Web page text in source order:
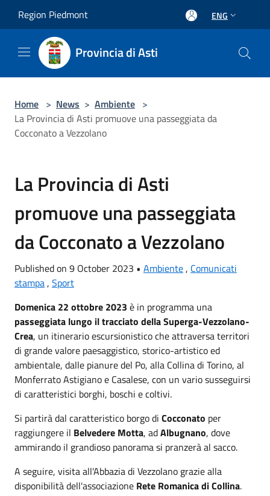
Region Piedmont ENG
Provincia di Asti
Home > News > Ambiente >
La Provincia di Asti promuove una passeggiata da
Cocconato a Vezzolano
La Provincia di Asti
promuove una passeggiata
da Cocconato a Vezzolano
Published on 9 October 2023 • Ambiente , Comunicati
stampa , Sport
Domenica 22 ottobre 2023 è in programma una
passeggiata lungo il tracciato della Superga-Vezzolano-
Crea, un itinerario escursionistico che attraversa territori
di grande valore paesaggistico, storico-artistico ed
ambientale, dalle pianure del Po, alla Collina di Torino, al
Monferrato Astigiano e Casalese, con un vario susseguirsi
di caratteristici borghi, boschi e coltivi.
Si partirà dal caratteristico borgo di Cocconato per
raggiungere il Belvedere Motta, adAlbugnano, dove
ammirando il grandioso panorama si pranzerà al sacco.
A seguire, visita all'Abbazia di Vezzolano grazie alla
disponibilità dell'associazione Rete Romanica di Collina.